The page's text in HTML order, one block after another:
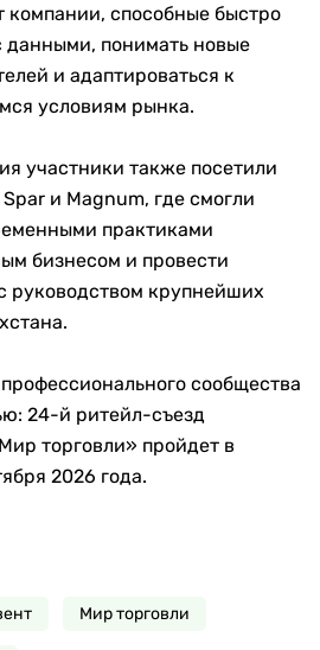
компании, способные быстро
данными, понимать новые
и адаптироваться к
условиям рынка.
участники также посетили
и Magnum, где смогли
практиками
бизнесом и провести
руководством крупнейших
сообщества
24-й ритейл-съезд
торговли» пройдет в
2026 года.
Мир торговли